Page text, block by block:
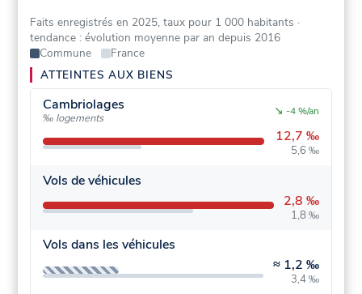
Faits enregistrés en 2025, taux pour 1 000 habitants ·
tendance : évolution moyenne par an depuis 2016
Commune
France
ATTEINTES AUX BIENS
Cambriolages
‰ logements
12,7 ‰
5,6 ‰
↘ -4 %/an
Vols de véhicules
2,8 ‰
1,8 ‰
Vols dans les véhicules
≈ 1,2 ‰
3,4 ‰